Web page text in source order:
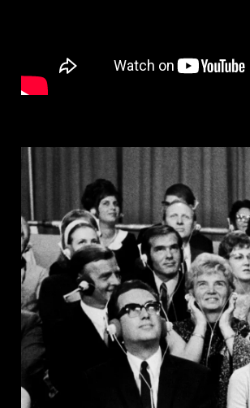
Soundspace
Professionell